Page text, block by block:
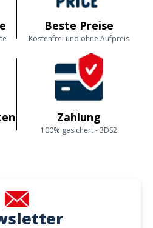
Beste Preise
Kostenfrei und ohne Aufpreis
Zahlung
100% gesichert - 3DS2